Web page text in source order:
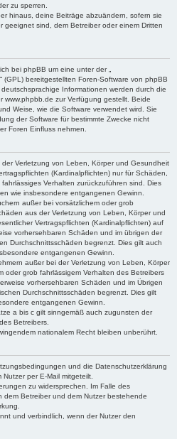
zu sperren.
hinaus, deine Beiträge abzuändern, sofern sie
sind, dem Betreiber oder einem Dritten
bei phpBB um eine unter der „
“ (GPL) bereitgestellten Foren-Software von phpBB
Informationen werden durch die
www.phpbb.de zur Verfügung gestellt. Beide
Weise, wie die Software verwendet wird. Sie
der Software für bestimmte Zwecke nicht
Foren Einfluss nehmen.
Verletzung von Leben, Körper und Gesundheit
(Kardinalpflichten) nur für Schäden,
Verhalten zurückzuführen sind. Dies
wie insbesondere entgangenen Gewinn.
außer bei vorsätzlichem oder grob
aus der Verletzung von Leben, Körper und
Vertragspflichten (Kardinalpflichten) auf
vorhersehbaren Schäden und im übrigen der
Durchschnittsschäden begrenzt. Dies gilt auch
entgangenen Gewinn.
außer bei der Verletzung von Leben, Körper
oder grob fahrlässigem Verhalten des Betreibers
vorhersehbaren Schäden und im Übrigen
Durchschnittsschäden begrenzt. Dies gilt
entgangenen Gewinn.
a bis c gilt sinngemäß auch zugunsten der
Betreibers.
nationalem Recht bleiben unberührt.
und die Datenschutzerklärung
per E-Mail mitgeteilt.
zu widersprechen. Im Falle des
dem Betreiber und dem Nutzer bestehende
und verbindlich, wenn der Nutzer den